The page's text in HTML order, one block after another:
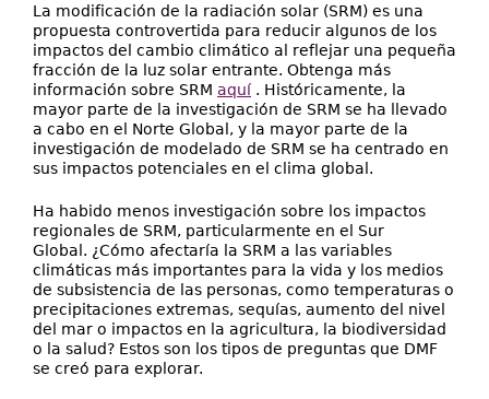
La modificación de la radiación solar (SRM) es una
propuesta controvertida para reducir algunos de los
impactos del cambio climático al reflejar una pequeña
fracción de la luz solar entrante. Obtenga más
información sobre SRM aquí . Históricamente, la
mayor parte de la investigación de SRM se ha llevado
a cabo en el Norte Global, y la mayor parte de la
investigación de modelado de SRM se ha centrado en
sus impactos potenciales en el clima global.
Ha habido menos investigación sobre los impactos
regionales de SRM, particularmente en el Sur
Global. ¿Cómo afectaría la SRM a las variables
climáticas más importantes para la vida y los medios
de subsistencia de las personas, como temperaturas o
precipitaciones extremas, sequías, aumento del nivel
del mar o impactos en la agricultura, la biodiversidad
o la salud? Estos son los tipos de preguntas que DMF
se creó para explorar.